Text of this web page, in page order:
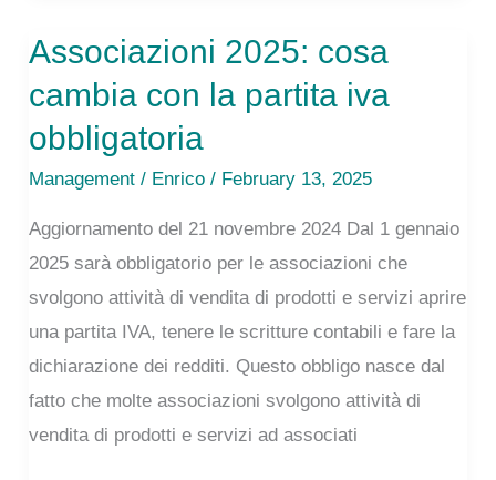
guida
con
persone
che
la
pensano
modo
diverso
Associazioni 2025: cosa
cambia con la partita iva
obbligatoria
Management / Enrico/ February 13, 2025
Aggiornamento del 21 novembre 2024 Dal 1 gennaio
2025 sarà obbligatorio per le associazioni che
svolgono attività di vendita di prodotti e servizi aprire
una partita IVA, tenere le scritture contabili e fare la
dichiarazione dei redditi. Questo obbligo nasce dal
fatto che molte associazioni svolgono attività di
vendita di prodotti e servizi ad associati